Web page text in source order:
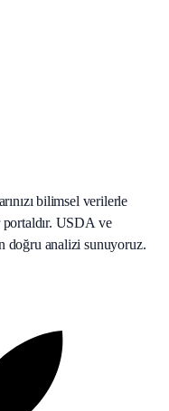
bilimsel verilerle
portaldır. USDA ve
doğru analizi sunuyoruz.